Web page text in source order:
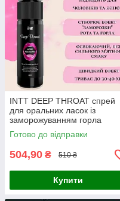
INTT DEEP THROAT спрей
для оральних ласок із
заморожуванням горла
освіжаючий смак діє 30-40 хв
12 мл Португалія
Готово до відправки
504,90 ₴ 510 ₴
Купити